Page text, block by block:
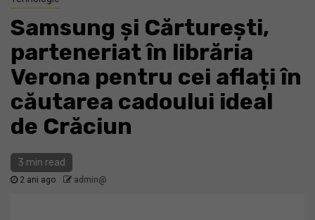
Samsung și Cărturești,
parteneriat în librăria
Verona pentru cei aflați în
căutarea cadoului ideal
de Crăciun
3 min read
2 ani ago admin@